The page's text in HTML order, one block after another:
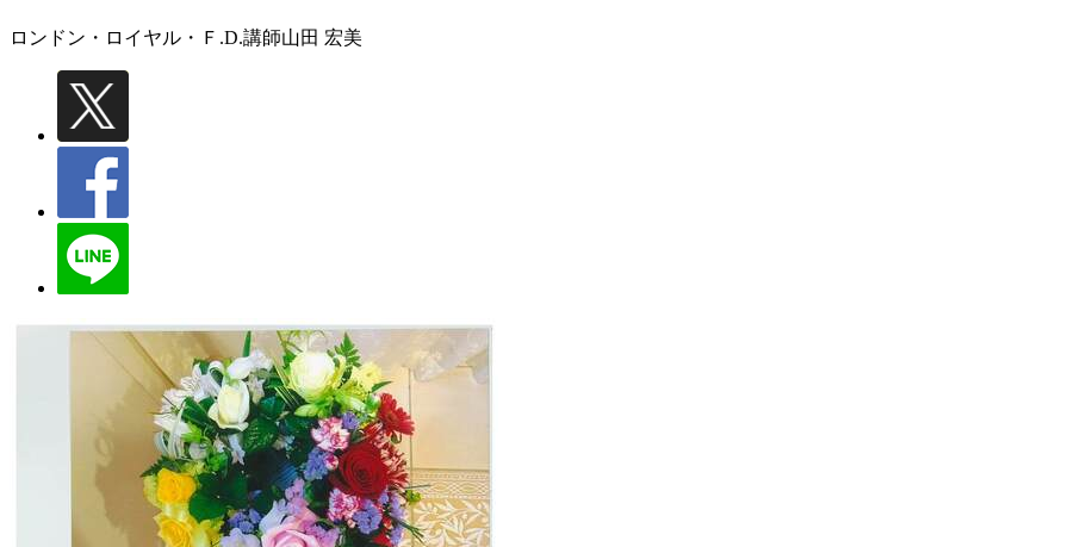
ロンドン・ロイヤル・Ｆ.D.講師山田 宏美